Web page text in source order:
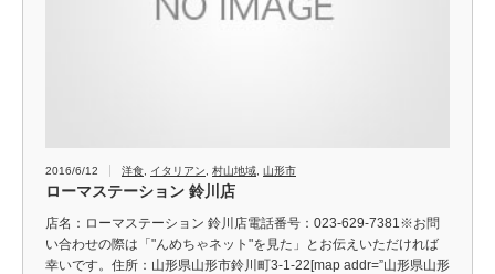
2016/6/12 洋食 イタリアン 村山地域 山形市
ローマステーション 鈴川店
店名：ローマステーション 鈴川店電話番号：023-629-7381※お問
い合わせの際は「"んめちゃネット"を見た」とお伝えいただければ
幸いです。住所：山形県山形市鈴川町3-1-22[map addr=”山形県山形